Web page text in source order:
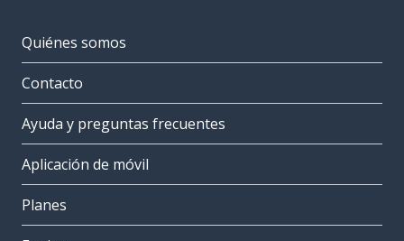
Quiénes somos
Contacto
Ayuda y preguntas frecuentes
Aplicación de móvil
Planes